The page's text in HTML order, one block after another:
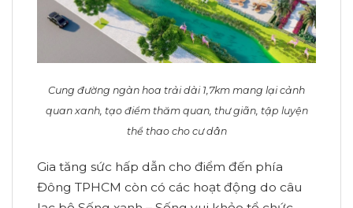
Cung đường ngàn hoa trải dài 1,7km mang lại cảnh
quan xanh, tạo điểm thăm quan, thư giãn, tập luyện
thể thao cho cư dân
Gia tăng sức hấp dẫn cho điểm đến phía
Đông TPHCM còn có các hoạt động do câu